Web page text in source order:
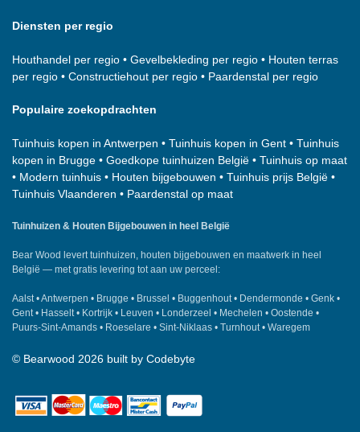
Diensten per regio
Houthandel per regio • Gevelbekleding per regio • Houten terras
per regio • Constructiehout per regio • Paardenstal per regio
Populaire zoekopdrachten
Tuinhuis kopen in Antwerpen • Tuinhuis kopen in Gent • Tuinhuis
kopen in Brugge • Goedkope tuinhuizen België • Tuinhuis op maat
• Modern tuinhuis • Houten bijgebouwen • Tuinhuis prijs België •
Tuinhuis Vlaanderen • Paardenstal op maat
Tuinhuizen & Houten Bijgebouwen in heel België
Bear Wood levert tuinhuizen, houten bijgebouwen en maatwerk in heel
België — met gratis levering tot aan uw perceel:
Aalst •Antwerpen • Brugge • Brussel • Buggenhout • Dendermonde • Genk •
Gent • Hasselt • Kortrijk • Leuven • Londerzeel • Mechelen • Oostende •
Puurs-Sint-Amands • Roeselare • Sint-Niklaas • Turnhout • Waregem
© Bearwood 2026 built by Codebyte